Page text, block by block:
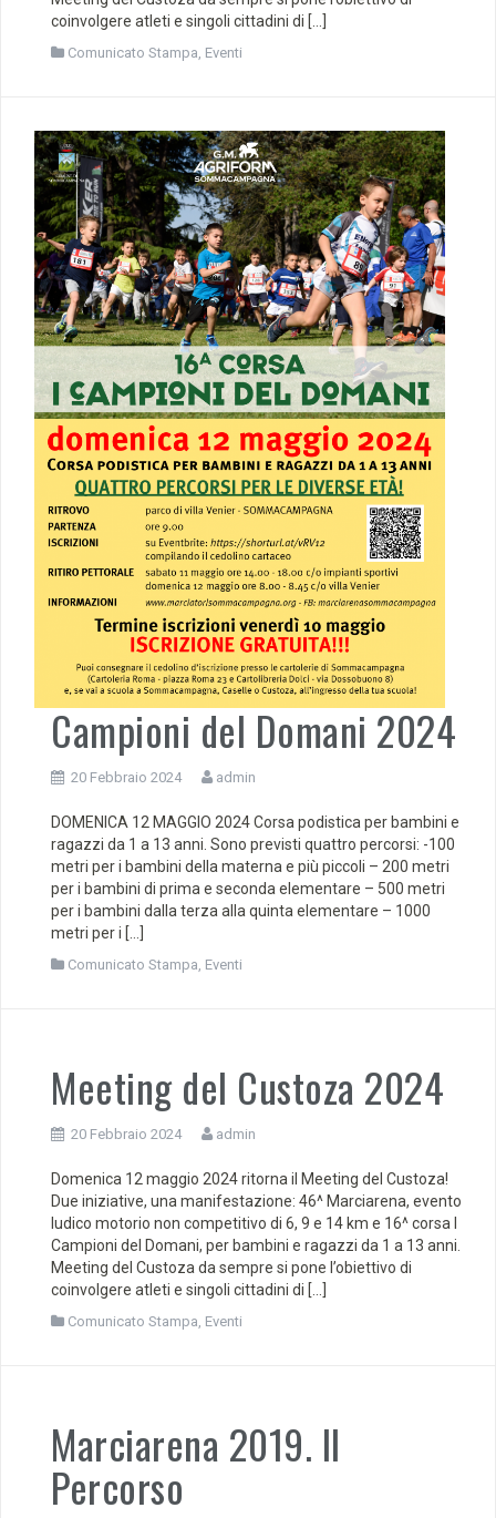
coinvolgere atleti e singoli cittadini di […]
Comunicato Stampa, Eventi
Campioni del Domani 2024
20 Febbraio 2024 admin
DOMENICA 12 MAGGIO 2024 Corsa podistica per bambini e
ragazzi da 1 a 13 anni. Sono previsti quattro percorsi: -100
metri per i bambini della materna e più piccoli – 200 metri
per i bambini di prima e seconda elementare – 500 metri
per i bambini dalla terza alla quinta elementare – 1000
metri per i […]
Comunicato Stampa, Eventi
Meeting del Custoza 2024
20 Febbraio 2024 admin
Domenica 12 maggio 2024 ritorna il Meeting del Custoza!
Due iniziative, una manifestazione: 46^ Marciarena, evento
ludico motorio non competitivo di 6, 9 e 14 km e 16^ corsa I
Campioni del Domani, per bambini e ragazzi da 1 a 13 anni.
Meeting del Custoza da sempre si pone l’obiettivo di
coinvolgere atleti e singoli cittadini di […]
Comunicato Stampa, Eventi
Marciarena 2019. Il
Percorso